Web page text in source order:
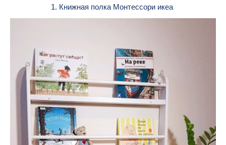
1. Книжная полка Монтессори икеа